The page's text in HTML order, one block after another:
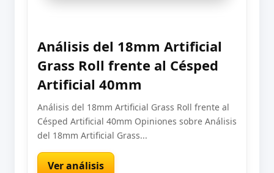
Análisis del 18mm Artificial
Grass Roll frente al Césped
Artificial 40mm
Análisis del 18mm Artificial Grass Roll frente al
Césped Artificial 40mm Opiniones sobre Análisis
del 18mm Artificial Grass...
Ver análisis